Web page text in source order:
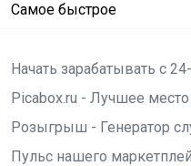
Самое быстрое
Начать зарабатывать с
Picabox.ru - Лучшее
Розыгрыш - Генератор
Пульс нашего